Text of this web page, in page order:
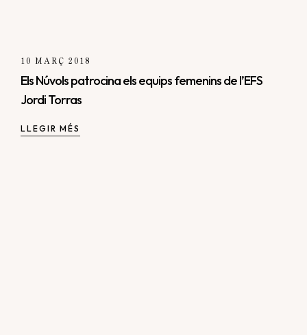
10 MARÇ 2018
Els Núvols patrocina els equips femenins de l’EFS
Jordi Torras
LLEGIR MÉS